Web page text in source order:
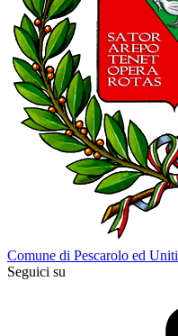
Comune di Pescarolo ed Uniti
Seguici su